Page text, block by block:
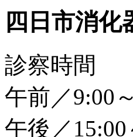
四日市消
診察時間
午前／9:00
午後／15:00